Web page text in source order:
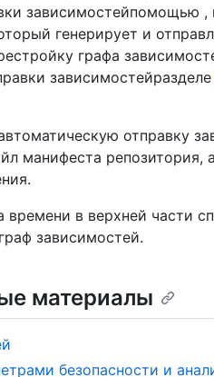
зависимостейпомощью ,
генерирует и
графа
зависимостейразделе
отправку
манифеста репозитория,
времени в верхней части
зависимостей.
материалы
безопасности и